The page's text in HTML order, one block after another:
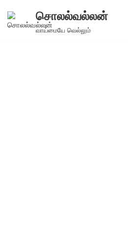
Skip
சொலல்வல்லன்
வாய்மையே வெல்லும்